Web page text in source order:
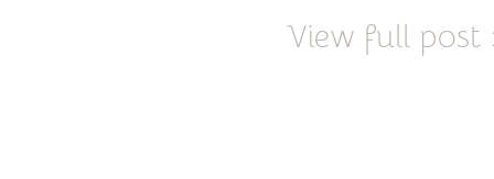
View full post